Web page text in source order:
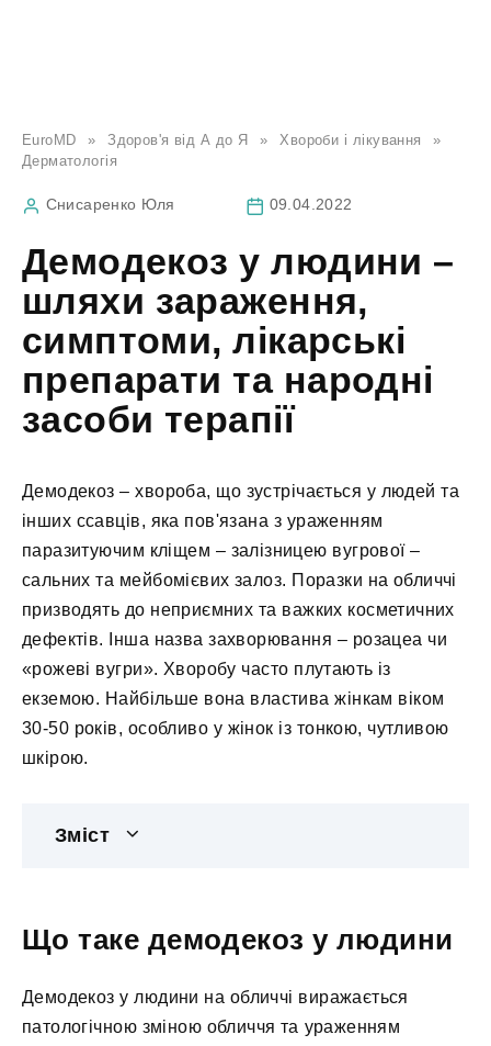
EuroMD » Здоров'я від А до Я » Хвороби і лікування
»
Дерматологія
Снисаренко Юля 09.04.2022
Демодекоз у людини –
шляхи зараження,
симптоми, лікарські
препарати та народні
засоби терапії
Демодекоз – хвороба, що зустрічається у людей та
інших ссавців, яка пов'язана з ураженням
паразитуючим кліщем – залізницею вугрової –
сальних та мейбомієвих залоз. Поразки на обличчі
призводять до неприємних та важких косметичних
дефектів. Інша назва захворювання – розацеа чи
«рожеві вугри». Хворобу часто плутають із
екземою. Найбільше вона властива жінкам віком
30-50 років, особливо у жінок із тонкою, чутливою
шкірою.
Зміст
Що таке демодекоз у людини
Демодекоз у людини на обличчі виражається
патологічною зміною обличчя та ураженням